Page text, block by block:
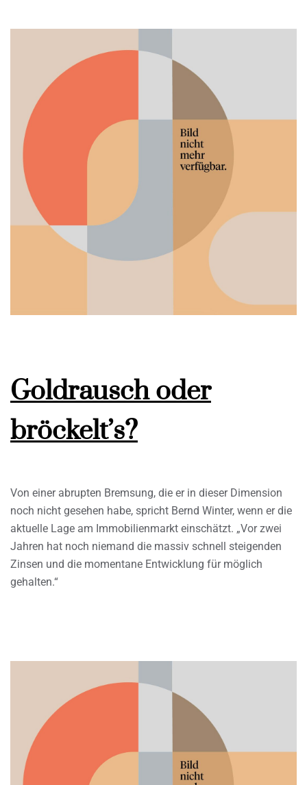
Goldrausch oder
bröckelt’s?
Von einer abrupten Bremsung, die er in dieser Dimension
noch nicht gesehen habe, spricht Bernd Winter, wenn er die
aktuelle Lage am Immobilienmarkt einschätzt. „Vor zwei
Jahren hat noch niemand die massiv schnell steigenden
Zinsen und die momentane Entwicklung für möglich
gehalten.“